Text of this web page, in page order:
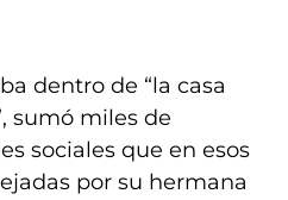
dentro de “la casa
sumó miles de
sociales que en esos
por su hermana